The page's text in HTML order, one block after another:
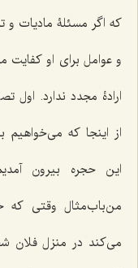
که اگر مسئلۀ مادیات و
و عوامل برای او
ارادۀ مجدد ندارد. اول
از اینجا که می‌خواهیم
این حجره بیرون
من‌باب‌مثال وقتی که
می‌کند در منزل